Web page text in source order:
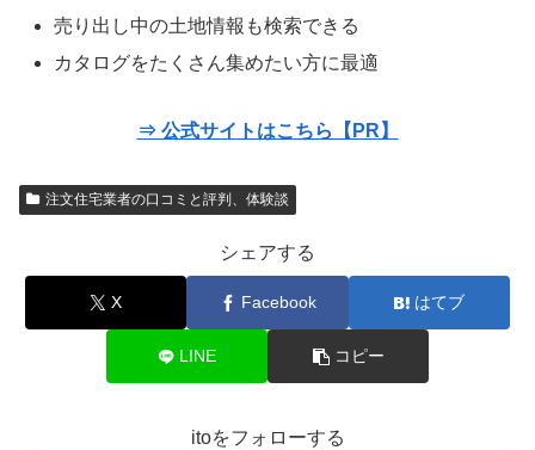
売り出し中の土地情報も検索できる
カタログをたくさん集めたい方に最適
⇒ 公式サイトはこちら【PR】
注文住宅業者の口コミと評判、体験談
シェアする
X Facebook はてブ
LINE コピー
itoをフォローする